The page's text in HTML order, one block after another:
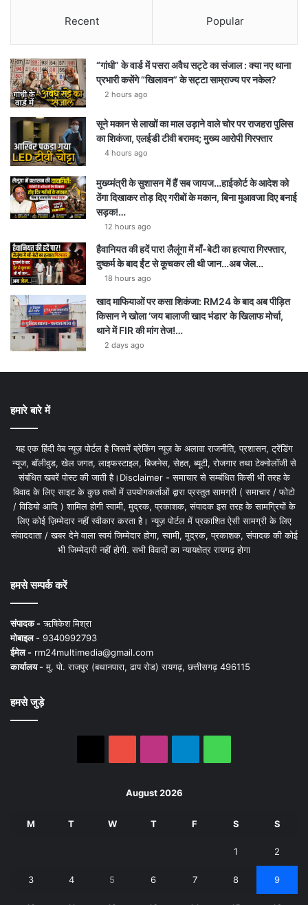
Recent Popular
“गांधी” के वार्ड में पसरा अवैध सट्टे का संजाल : क्या नए थाना
प्रभारी कसेंगे “खिलावन” के सट्टा साम्राज्य पर नकेल?
2 hours ago
सूने मकान से लाखों का माल उड़ाने वाले चोर पर राजहरा पुलिस
का शिकंजा, एलईडी टीवी बरामद; मुख्य आरोपी गिरफ्तार
4 hours ago
मुख्य्मंत्री के सुशासन में हैं सब जायज…हाईकोर्ट के आदेश को
ठेंगा दिखाकर तोड़ दिए गरीबों के मकान, बिना मुआवजा दिए बनाई
सड़क!…
12 hours ago
हैवानियत की हदें पार! लैलूंगा में माँ-बेटी का हत्यारा गिरफ्तार,
दुष्कर्म के बाद ईंट से कूचकर ली थी जान…अब जेल…
18 hours ago
खाद माफियाओं पर कसा शिकंजा: RM24 के बाद अब पीड़ित
किसान ने खोला ‘जय बालाजी खाद भंडार’ के खिलाफ मोर्चा,
थाने में FIR की मांग तेज!…
2 days ago
हमारे बारे में
यह एक हिंदी वेब न्यूज़ पोर्टल है जिसमें ब्रेकिंग न्यूज़ के अलावा राजनीति, प्रशासन, ट्रेंडिंग
न्यूज, बॉलीवुड, खेल जगत, लाइफस्टाइल, बिजनेस, सेहत, ब्यूटी, रोजगार तथा टेक्नोलॉजी से
संबंधित खबरें पोस्ट की जाती है।Disclaimer - समाचार से सम्बंधित किसी भी तरह के
विवाद के लिए साइट के कुछ तत्वों में उपयोगकर्ताओं द्वारा प्रस्तुत सामग्री ( समाचार / फोटो
/ विडियो आदि ) शामिल होगी स्वामी, मुद्रक, प्रकाशक, संपादक इस तरह के सामग्रियों के
लिए कोई ज़िम्मेदार नहीं स्वीकार करता है। न्यूज़ पोर्टल में प्रकाशित ऐसी सामग्री के लिए
संवाददाता / खबर देने वाला स्वयं जिम्मेदार होगा, स्वामी, मुद्रक, प्रकाशक, संपादक की कोई
भी जिम्मेदारी नहीं होगी. सभी विवादों का न्यायक्षेत्र रायगढ़ होगा
हमसे सम्पर्क करें
संपादक -ऋषिकेश मिश्रा
मोबाइल - 9340992793
ईमेल - rm24multimedia@gmail.com
कार्यालय -मु. पो. राजपुर (बथानपारा, ढाप रोड) रायगढ़, छत्तीसगढ़ 496115
हमसे जुड़े
August 2026
M T W T F S S
1 2
3 4 5 6 7 8 9